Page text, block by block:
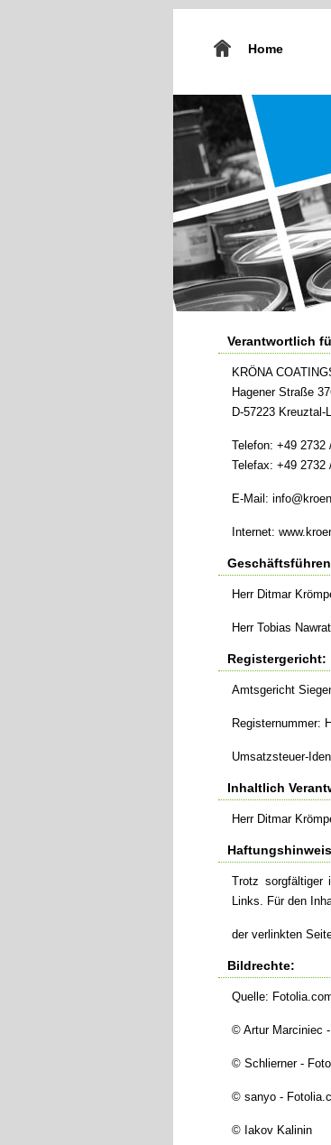
Home
Verantwortlich
KRÖNA
Hagener Straße
D-57223 Kreuztal-
Telefon: +49 2732
Telefax: +49 2732
E-Mail:
Internet:
Herr Ditmar
Herr Tobias
Registergericht:
Amtsgericht
Registernummer:
Umsatzsteuer-
Inhaltlich
Herr Ditmar
Trotz sorgfältiger
Links. Für den
der verlinkten
Bildrechte:
Quelle:
© Artur Marciniec
© Schlierner -
© sanyo -
© Iakov Kalinin